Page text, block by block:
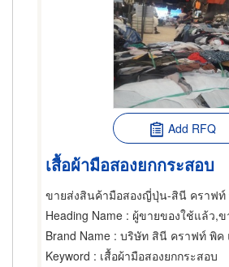
Add RFQ
เสื้อผ้ามือสองยกกระสอบ
ขายส่งสินค้ามือสองญี่ปุ่น-สินี คราฟ
Heading Name : ผู้ขายของใช้แล้ว,ขายปลีก
Brand Name : บริษัท สินี คราฟท์ พิค
Keyword : เสื้อผ้ามือสองยกกระสอบ